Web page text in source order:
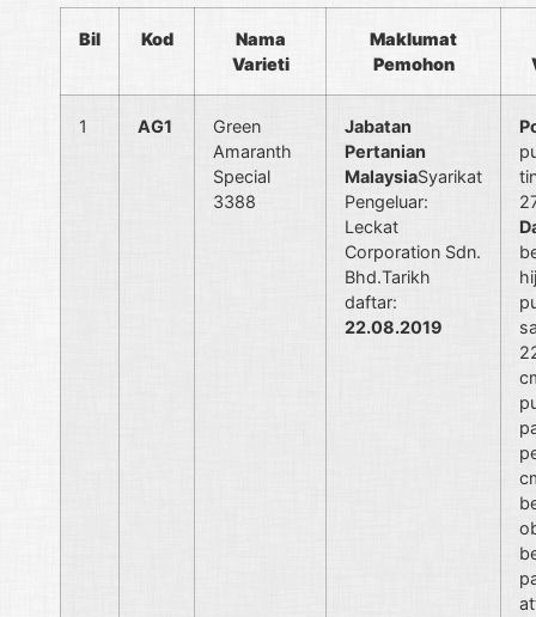
Bil Kod
Nama
Varieti
Maklumat
Pemohon
1 AG1
Green
Amaranth
Special
3388
Jabatan
Pertanian
MalaysiaSyarikat
Pengeluar:
Leckat
Corporation Sdn.
Bhd.Tarikh
daftar:
22.08.2019